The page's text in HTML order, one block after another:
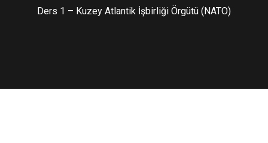
Ders 1 – Kuzey Atlantik İşbirliği Örgütü (NATO)